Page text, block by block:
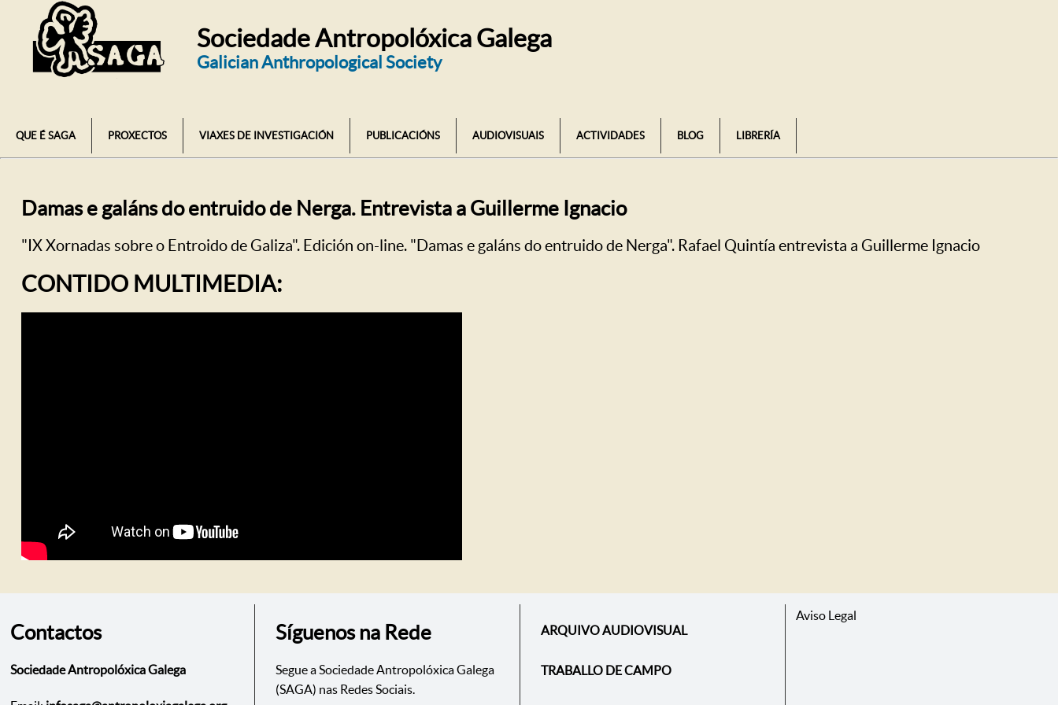
Sociedade Antropolóxica Galega
Galician Anthropological Society
QUE É SAGA PROXECTOS VIAXES DE INVESTIGACIÓN PUBLICACIÓNS AUDIOVISUAIS ACTIVIDADES BLOG LIBRERÍA
Damas e galáns do entruido de Nerga. Entrevista a Guillerme Ignacio
"IX Xornadas sobre o Entroido de Galiza". Edición on-line. "Damas e galáns do entruido de Nerga". Rafael Quintía entrevista a Guillerme Ignacio
CONTIDO MULTIMEDIA:
Contactos
Sociedade Antropolóxica Galega
Síguenos na Rede
Segue a Sociedade Antropolóxica Galega
(SAGA) nas Redes Sociais.
ARQUIVO AUDIOVISUAL
TRABALLO DE CAMPO
Aviso Legal